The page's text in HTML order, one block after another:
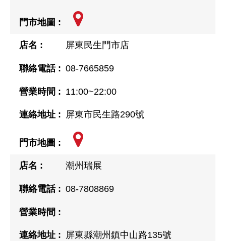
屏東民生門市店
08-7665859
11:00~22:00
屏東市民生路290號
潮州瑞展
08-7808869
屏東縣潮州鎮中山路135號